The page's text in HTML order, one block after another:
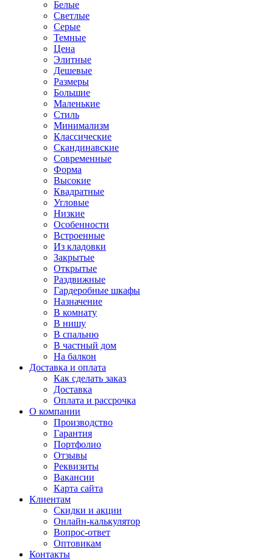
Белые
Светлые
Серые
Темные
Цена
Элитные
Дешевые
Размеры
Большие
Маленькие
Стиль
Минимализм
Классические
Скандинавские
Современные
Форма
Высокие
Квадратные
Угловые
Низкие
Особенности
Встроенные
Из кладовки
Закрытые
Открытые
Раздвижные
Гардеробные шкафы
Назначение
В комнату
В нишу
В спальню
В частный дом
На балкон
Доставка и оплата
Как сделать заказ
Доставка
Оплата и рассрочка
О компании
Производство
Гарантия
Портфолио
Отзывы
Реквизиты
Вакансии
Карта сайта
Клиентам
Скидки и акции
Онлайн-калькулятор
Вопрос-ответ
Оптовикам
Контакты